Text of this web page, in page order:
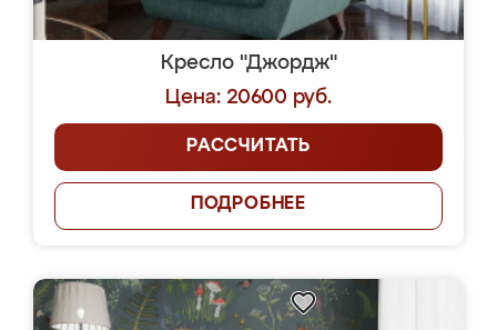
Кресло "Джордж"
Цена: 20600 руб.
РАССЧИТАТЬ
ПОДРОБНЕЕ